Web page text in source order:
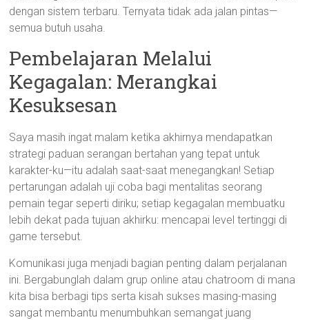
dengan sistem terbaru. Ternyata tidak ada jalan pintas—
semua butuh usaha.
Pembelajaran Melalui
Kegagalan: Merangkai
Kesuksesan
Saya masih ingat malam ketika akhirnya mendapatkan
strategi paduan serangan bertahan yang tepat untuk
karakter-ku—itu adalah saat-saat menegangkan! Setiap
pertarungan adalah uji coba bagi mentalitas seorang
pemain tegar seperti diriku; setiap kegagalan membuatku
lebih dekat pada tujuan akhirku: mencapai level tertinggi di
game tersebut.
Komunikasi juga menjadi bagian penting dalam perjalanan
ini. Bergabunglah dalam grup online atau chatroom di mana
kita bisa berbagi tips serta kisah sukses masing-masing
sangat membantu menumbuhkan semangat juang